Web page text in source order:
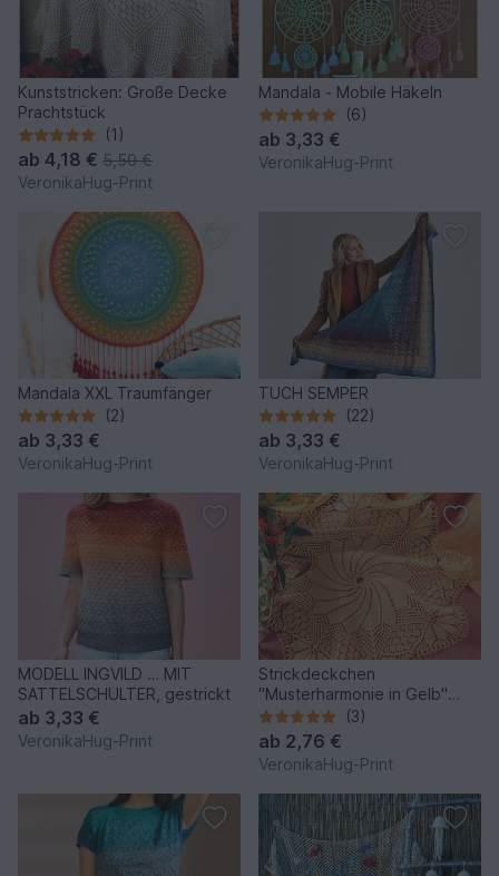
Kunststricken: Große Decke
Prachtstück
(1)
ab 4,18 € 5,50 €
VeronikaHug-Print
Mandala - Mobile Häkeln
(6)
ab 3,33 €
VeronikaHug-Print
Mandala XXL Traumfänger
(2)
ab 3,33 €
VeronikaHug-Print
TUCH SEMPER
(22)
ab 3,33 €
VeronikaHug-Print
MODELL INGVILD … MIT
SATTELSCHULTER, gestrickt
ab 3,33 €
VeronikaHug-Print
Strickdeckchen
"Musterharmonie in Gelb"
Kunststrickdeckchen
(3)
ab 2,76 €
VeronikaHug-Print